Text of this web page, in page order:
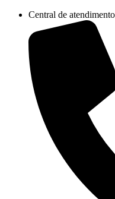
conteúdo
Central de